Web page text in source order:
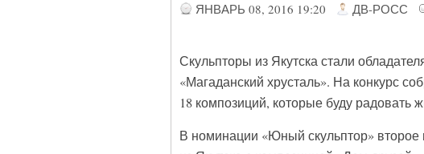
ЯНВАРЬ 08, 2016 19:20 ДВ-РОСС
Скульпторы из Якутска стали
«Магаданский хрусталь». На конкурс
18 композиций, которые буду
В номинации «Юный скульптор»